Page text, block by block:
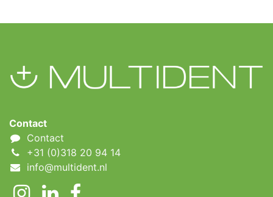
Contact
Contact
+31 (0)318 20 94 14
info@multident.nl